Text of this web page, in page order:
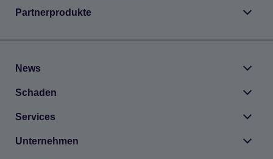
Part­ner­pro­dukte
News
Scha­den
Ser­vices
Unter­neh­men